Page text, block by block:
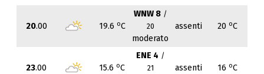
20.00 19.6 oC
WNW 8 /
20
moderato
assenti 20 oC
23.00 15.6 oC
ENE 4 /
21
assenti 16 oC